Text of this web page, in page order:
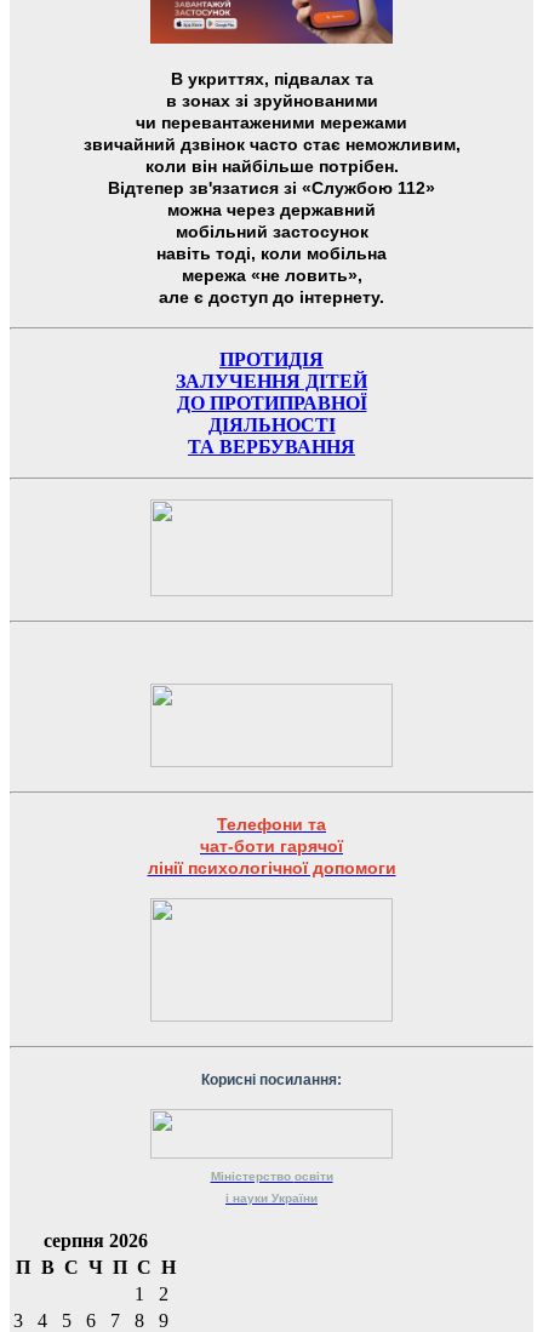
В укриттях, підвалах та
в зонах зі зруйнованими
чи перевантаженими мережами
звичайний дзвінок часто стає неможливим,
коли він найбільше потрібен.
Відтепер зв'язатися зі «Службою 112»
можна через державний
мобільний застосунок
навіть тоді, коли мобільна
мережа «не ловить»,
але є доступ до інтернету.
ПРОТИДІЯ
ЗАЛУЧЕННЯ ДІТЕЙ
ДО ПРОТИПРАВНОЇ
ДІЯЛЬНОСТІ
ТА ВЕРБУВАННЯ
Телефони та
чат-боти гарячої
лінії психологічної допомоги
Корисні посилання:
Міністерство освіти
і науки України
серпня 2026
П В С Ч П С Н
1
2
3
4 5 6 7 8
9